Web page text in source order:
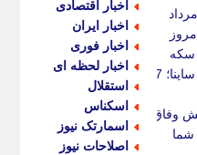
قیمت امروز طلا جمعه 16 مرداد
عیار امروز
سکه
تصادف مرگبار پژو پارس و ساینا؛ 7
وفاق؛
شما
اخبار اقتصادی
اخبار ایران
اخبار فوری
اخبار لحظه ای
استقلال
اسکناس
اسمارتک نیوز
اصلاحات نیوز